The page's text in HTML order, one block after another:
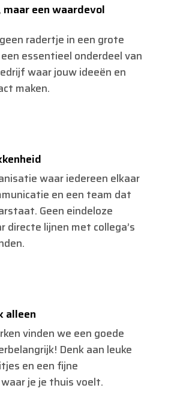
maar een waardevol
radertje in een grote
essentieel onderdeel van
waar jouw ideeën en
maken.
waar iedereen elkaar
en een team dat
Geen eindeloze
directe lijnen met collega’s
alleen
vinden we een goede
Denk aan leuke
en een fijne
je je thuis voelt.